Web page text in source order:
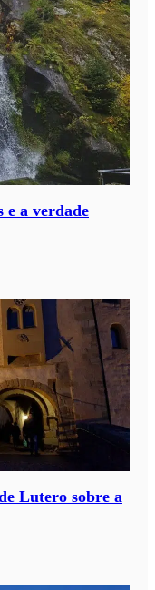
e a verdade
Lutero sobre a